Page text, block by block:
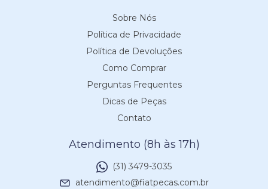
Sobre Nós
Política de Privacidade
Política de Devoluções
Como Comprar
Perguntas Frequentes
Dicas de Peças
Contato
Atendimento (8h às 17h)
(31) 3479-3035
atendimento@fiatpecas.com.br